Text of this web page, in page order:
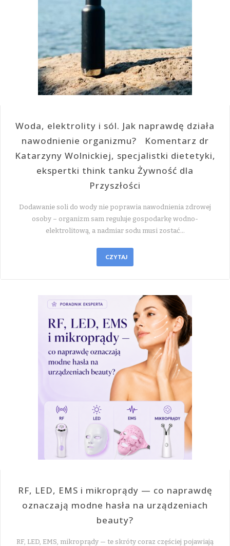
Woda, elektrolity i sól. Jak naprawdę działa
nawodnienie organizmu? Komentarz dr
Katarzyny Wolnickiej, specjalistki dietetyki,
ekspertki think tanku Żywność dla
Przyszłości
Dodawanie soli do wody nie poprawia nawodnienia zdrowej
osoby – organizm sam reguluje gospodarkę wodno-
elektrolitową, a nadmiar sodu musi zostać…
CZYTAJ
RF, LED, EMS i mikroprądy — co naprawdę
oznaczają modne hasła na urządzeniach
beauty?
RF, LED, EMS, mikroprądy — te skróty coraz częściej pojawiają